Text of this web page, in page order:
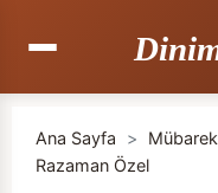
Ana Sayfa >
Razaman Özel